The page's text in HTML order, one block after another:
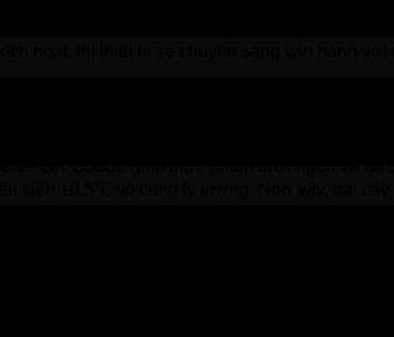
đông nhanh cho các thực phẩm tươi sống
LG Inverter 470 lít GR-B50BL sẽ thực hiện
hoạt, thì thiết bị sẽ chuyển sang vận hành
thực phẩm được lạnh trong thời gian nhanh
dụng tiết kiệm điện năng lại vừa giúp giữ
GR-B50BL giúp thực phẩm tươi ngon và
kiện ±0,5℃ vô cùng lý tưởng. Nhờ vậy, trái
được tích hợp nhiều lỗ thông hơi giúp lan tỏa
tiếp cận tới mọi vị trí trong tủ để bảo quản thực
bị đóng tuyết bên trong tủ cũng như trên
tình trạng sẵn sàng chế biến ngay mà không